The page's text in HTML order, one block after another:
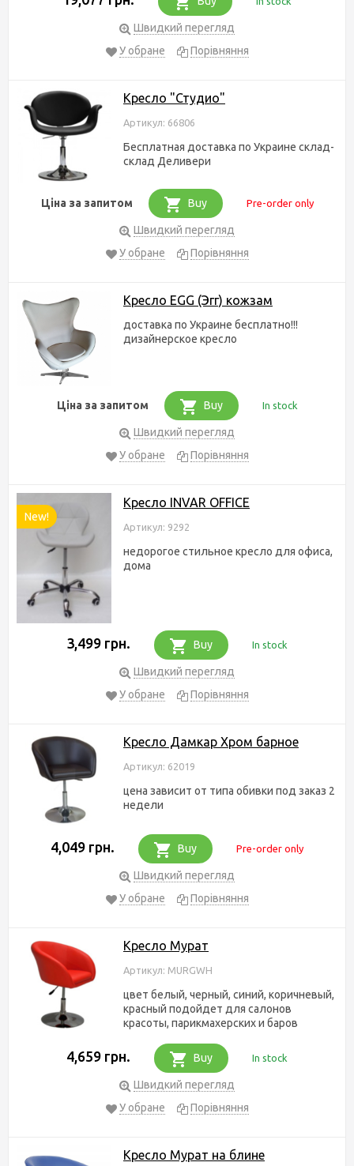
Швидкий перегляд
У обране
Порівняння
Кресло "Студио"
Артикул: 66806
Бесплатная доставка по Украине склад-
склад Деливери
Ціна за запитом Buy Pre-order only
Швидкий перегляд
У обране
Порівняння
Кресло EGG (Эгг) кожзам
доставка по Украине бесплатно!!!
дизайнерское кресло
Ціна за запитом Buy In stock
Швидкий перегляд
У обране
Порівняння
New!
Кресло INVAR OFFICE
Артикул: 9292
недорогое стильное кресло для офиса,
дома
3,499 грн. Buy In stock
Швидкий перегляд
У обране
Порівняння
Кресло Дамкар Хром барное
Артикул: 62019
цена зависит от типа обивки под заказ 2
недели
4,049 грн. Buy Pre-order only
Швидкий перегляд
У обране
Порівняння
Кресло Мурат
Артикул: MURGWH
цвет белый, черный, синий, коричневый,
красный подойдет для салонов
красоты, парикмахерских и баров
4,659 грн. Buy In stock
Швидкий перегляд
У обране
Порівняння
Кресло Мурат на блине